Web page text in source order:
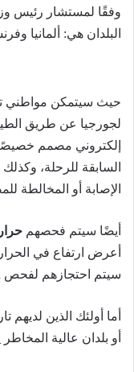
وفقًا لمستشار رئيس
البلدان هي: ألمانيا
حيث سيتمكن مواطني
لجورجيا عن طريق
السابقة للرحلة،
الإصابة أو المخالطة
أيضًا سيتم فحصهم
سيتم احتجازهم لفحص PCR.
أما أولئك الذين لديهم
أو بلدان عالية